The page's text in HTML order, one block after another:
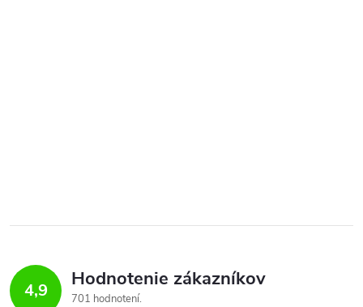
4,9 Hodnotenie zákazníkov
701 hodnotení